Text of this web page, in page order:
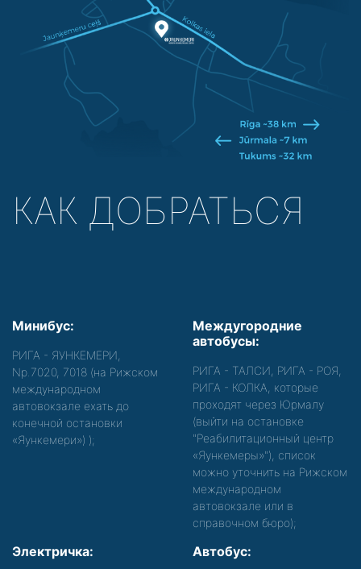
КАК ДОБРАТЬСЯ
Минибус:
РИГА - ЯУНКЕМЕРИ,
Nр.7020, 7018 (на Рижском
международном
автовокзале ехать до
конечной остановки
«Яункемери») );
Междугородние
автобусы:
РИГА - ТАЛСИ, РИГА - РОЯ,
РИГА - КОЛКА, которые
проходят через Юрмалу
(выйти на остановке
"Реабилитационный центр
«Яункемеры»"), список
можно уточнить на Рижском
международном
автовокзале или в
справочном бюро);
Электричка: Автобус: